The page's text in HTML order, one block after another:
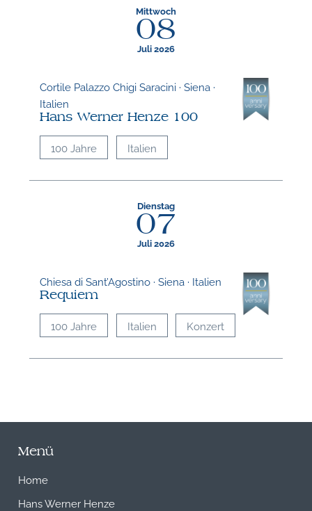
Mittwoch
08
Juli 2026
Cortile Palazzo Chigi Saracini · Siena ·
Italien
Hans Werner Henze 100
100 Jahre Italien
Dienstag
07
Juli 2026
Chiesa di Sant’Agostino · Siena · Italien
Requiem
100 Jahre Italien Konzert
Menü
Home
Hans Werner Henze